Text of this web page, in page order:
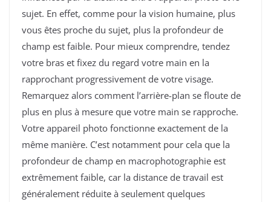
sujet. En effet, comme pour la vision humaine, plus
vous êtes proche du sujet, plus la profondeur de
champ est faible. Pour mieux comprendre, tendez
votre bras et fixez du regard votre main en la
rapprochant progressivement de votre visage.
Remarquez alors comment l’arrière-plan se floute de
plus en plus à mesure que votre main se rapproche.
Votre appareil photo fonctionne exactement de la
même manière. C’est notamment pour cela que la
profondeur de champ en macrophotographie est
extrêmement faible, car la distance de travail est
généralement réduite à seulement quelques